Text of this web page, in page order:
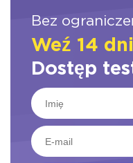
Bez
Weź 14 dni
Dostęp